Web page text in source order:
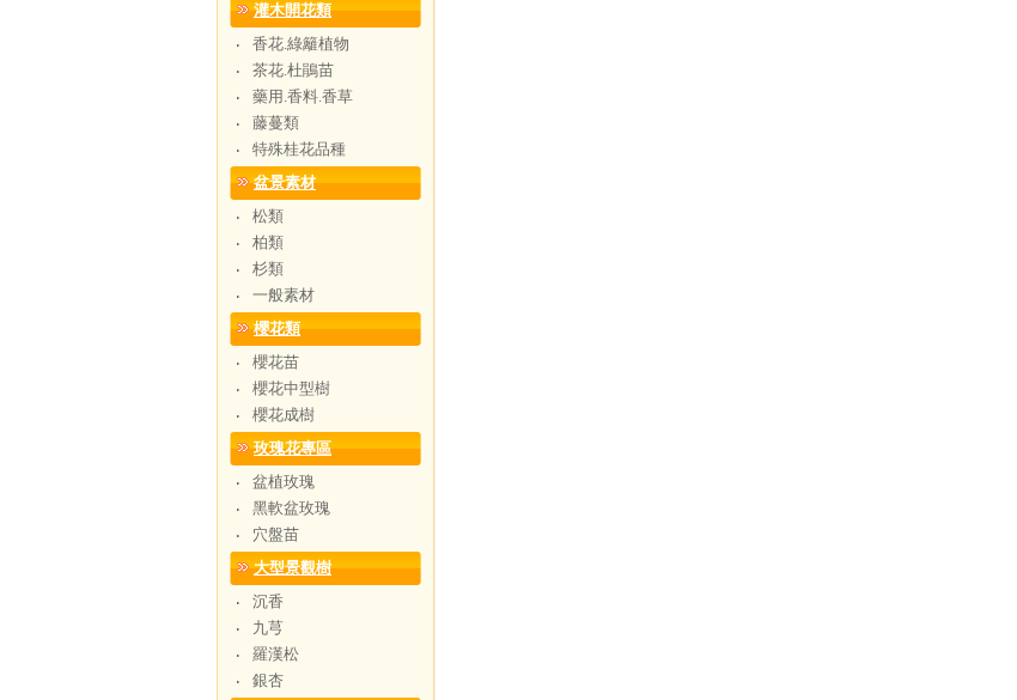
灌木開花類
‧
香花.綠籬植物
‧
茶花.杜鵑苗
‧
藥用.香料.香草
‧
藤蔓類
‧
特殊桂花品種
盆景素材
‧
松類
‧
柏類
‧
杉類
‧
一般素材
櫻花類
‧
櫻花苗
‧
櫻花中型樹
‧
櫻花成樹
玫瑰花專區
‧
盆植玫瑰
‧
黑軟盆玫瑰
‧
穴盤苗
大型景觀樹
‧
沉香
‧
九芎
‧
羅漢松
‧
銀杏